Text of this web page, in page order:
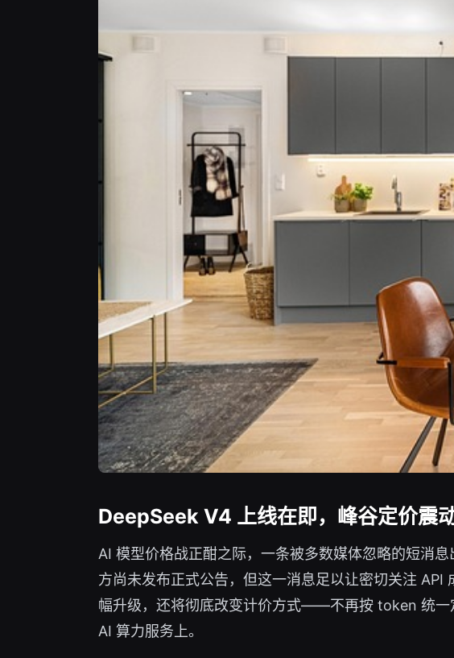
DeepSeek V4 上线在即，峰谷定价震
AI 模型价格战正酣之际，一条被多数媒体忽略的短消
方尚未发布正式公告，但这一消息足以让密切关注
幅升级，还将彻底改变计价方式——不再按 token 统一
AI 算力服务上。